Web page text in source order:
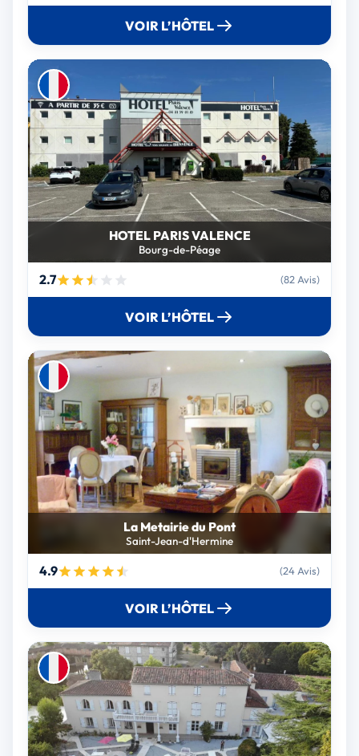
VOIR L’HÔTEL
HOTEL PARIS VALENCE
Bourg-de-Péage
2.7 (82 Avis)
VOIR L’HÔTEL
La Metairie du Pont
Saint-Jean-d'Hermine
4.9 (24 Avis)
VOIR L’HÔTEL